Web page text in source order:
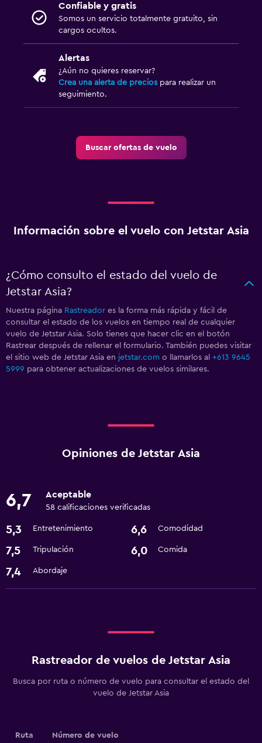
Confiable y gratis
Somos un servicio totalmente gratuito, sin
cargos ocultos.
Alertas
¿Aún no quieres reservar?
Crea una alerta de precios para realizar un
seguimiento.
Buscar ofertas de vuelo
Información sobre el vuelo con Jetstar Asia
¿Cómo consulto el estado del vuelo de
Jetstar Asia?
Nuestra página Rastreador es la forma más rápida y fácil de
consultar el estado de los vuelos en tiempo real de cualquier
vuelo de Jetstar Asia. Solo tienes que hacer clic en el botón
Rastrear después de rellenar el formulario. También puedes visitar
el sitio web de Jetstar Asia en jetstar.com o llamarlos al +613 9645
5999 para obtener actualizaciones de vuelos similares.
Opiniones de Jetstar Asia
6,7 Aceptable
58 calificaciones verificadas
5,3 Entretenimiento 6,6 Comodidad
7,5 Tripulación 6,0 Comida
7,4 Abordaje
Rastreador de vuelos de Jetstar Asia
Busca por ruta o número de vuelo para consultar el estado del
vuelo de Jetstar Asia
Ruta Número de vuelo